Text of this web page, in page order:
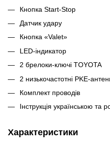
Кнопка Start-Stop
Датчик удару
Кнопка «Valet»
LED-індикатор
2 брелоки-ключі TOYOTA
2 низькочастотні PKE-
Комплект проводів
Інструкція українською та
Характеристики